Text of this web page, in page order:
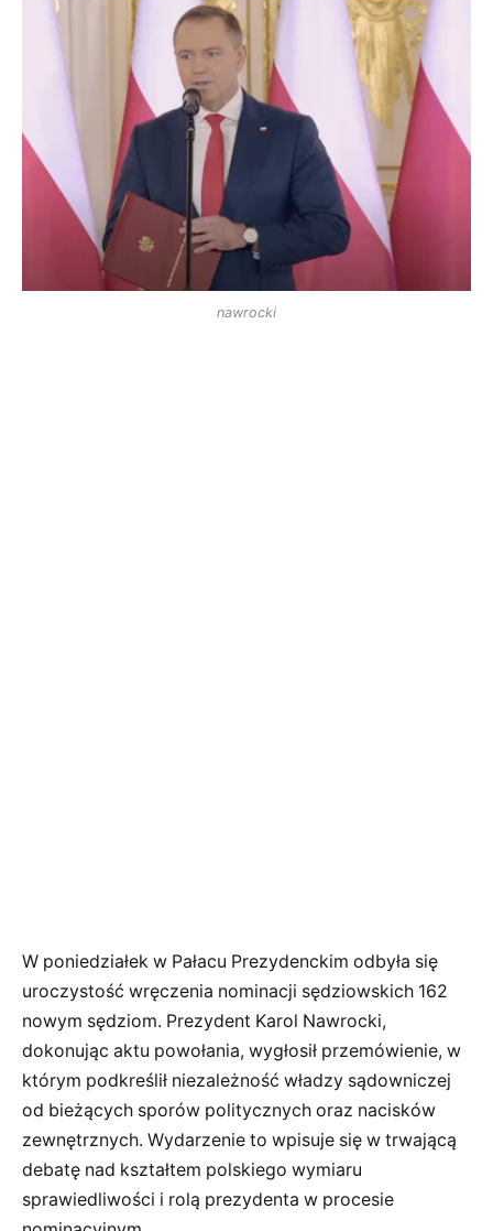
nawrocki
W poniedziałek w Pałacu Prezydenckim odbyła się
uroczystość wręczenia nominacji sędziowskich 162
nowym sędziom. Prezydent Karol Nawrocki,
dokonując aktu powołania, wygłosił przemówienie, w
którym podkreślił niezależność władzy sądowniczej
od bieżących sporów politycznych oraz nacisków
zewnętrznych. Wydarzenie to wpisuje się w trwającą
debatę nad kształtem polskiego wymiaru
sprawiedliwości i rolą prezydenta w procesie